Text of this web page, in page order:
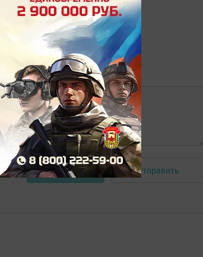
Авторизоваться Отправить